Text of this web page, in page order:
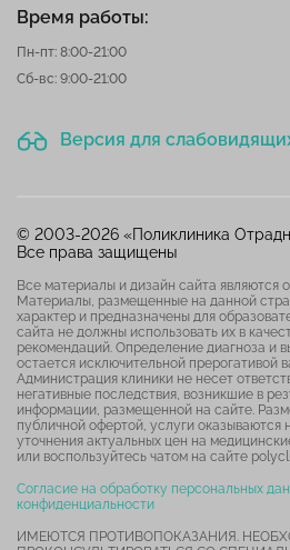
Время работы:
Пн-пт: 8:00-21:00
Сб-вс: 9:00-21:00
Версия для
© 2003-2026 «Поликлиника
Все права защищены
Все материалы и дизайн сайта являются
Материалы, размещенные на данной
характер и предназначены для
сайта не должны использовать их в
рекомендаций. Определение диагноза и
остается исключительной прерогативой
Администрация клиники не несет
негативные последствия, возникшие в
информации, размещенной на сайте.
публичной офертой, услуги оказываются
уточнения актуальных цен на
или воспользуйтесь чатом на сайте
Согласие на обработку персональных
конфиденциальности
ИМЕЮТСЯ ПРОТИВОПОКАЗАНИЯ.